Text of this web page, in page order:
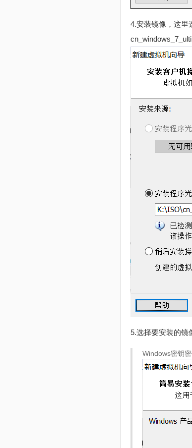
4.安装镜像，这里
5.选择要安装的镜
Windows密钥